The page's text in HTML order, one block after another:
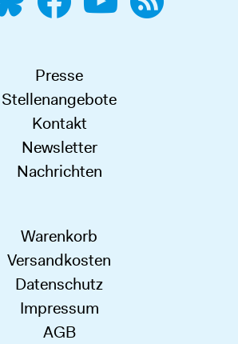
Presse
Stellenangebote
Kontakt
Newsletter
Nachrichten
Warenkorb
Versandkosten
Datenschutz
Impressum
AGB